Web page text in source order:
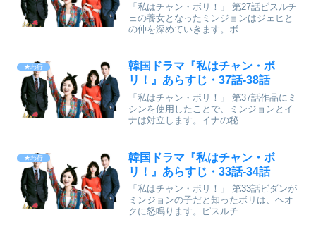
「私はチャン・ボリ！」 第27話ピスルチ
ェの養女となったミンジョンはジェヒと
の仲を深めていきます。ボ...
★わ行
韓国ドラマ『私はチャン・ボ
リ！』あらすじ・37話-38話
「私はチャン・ボリ！」 第37話作品にミ
シンを使用したことで、ミンジョンとイ
ナは対立します。イナの秘...
★わ行
韓国ドラマ『私はチャン・ボ
リ！』あらすじ・33話-34話
「私はチャン・ボリ！」 第33話ビダンが
ミンジョンの子だと知ったボリは、ヘオ
クに怒鳴ります。ピスルチ...